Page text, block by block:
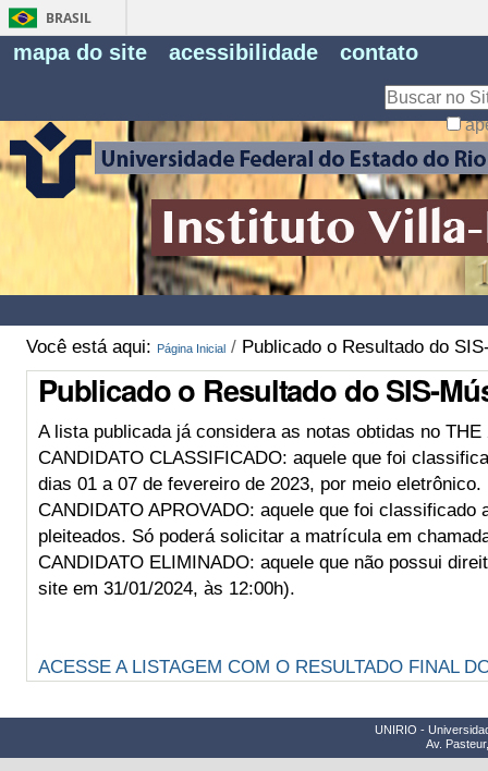
BRASIL
mapa do site acessibilidade contato
Você está aqui: Página Inicial / Publicado o Resultado do
Publicado o Resultado do SIS-
A lista publicada já considera as notas obtidas no THE
CANDIDATO CLASSIFICADO: aquele que foi
dias 01 a 07 de fevereiro de 2023, por meio eletrônico.
CANDIDATO APROVADO: aquele que foi
pleiteados. Só poderá solicitar a matrícula em
CANDIDATO ELIMINADO: aquele que não possui
site em 31/01/2024, às 12:00h).
ACESSE A LISTAGEM COM O RESULTADO FINAL
UNIRIO -
Av.